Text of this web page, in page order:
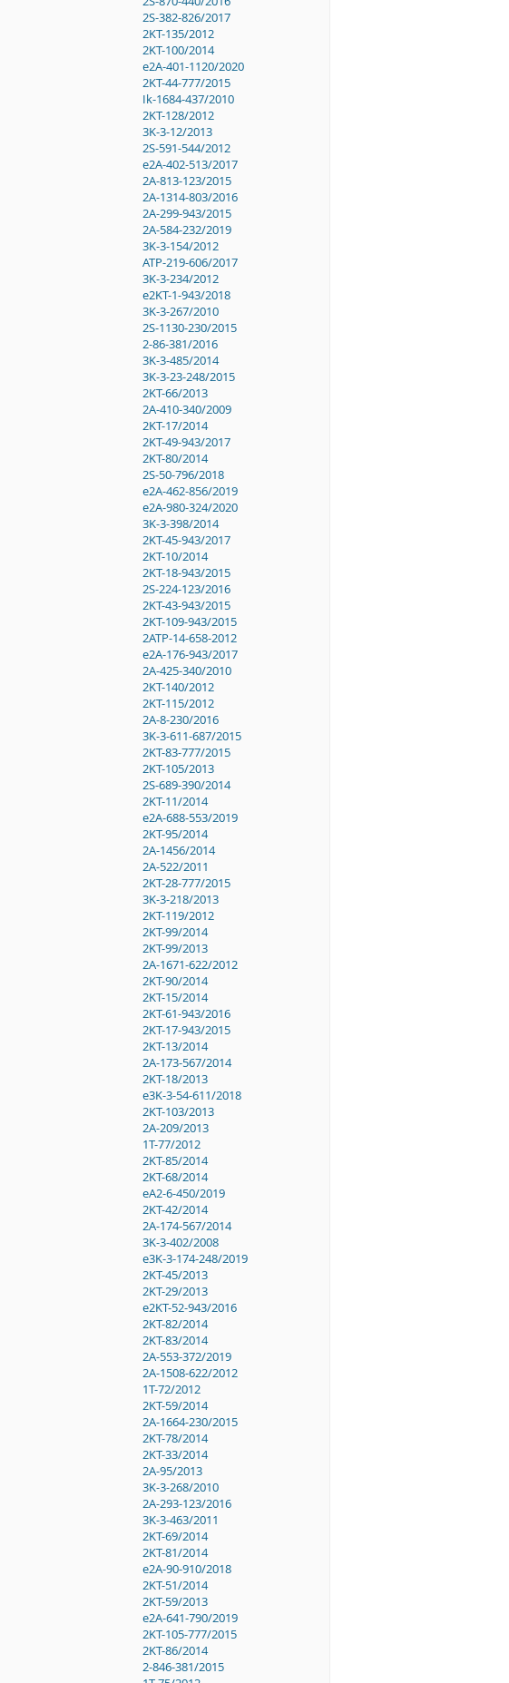
2S-382-826/2017
2KT-135/2012
2KT-100/2014
e2A-401-1120/2020
2KT-44-777/2015
Ik-1684-437/2010
2KT-128/2012
3K-3-12/2013
2S-591-544/2012
e2A-402-513/2017
2A-813-123/2015
2A-1314-803/2016
2A-299-943/2015
2A-584-232/2019
3K-3-154/2012
ATP-219-606/2017
3K-3-234/2012
e2KT-1-943/2018
3K-3-267/2010
2S-1130-230/2015
2-86-381/2016
3K-3-485/2014
3K-3-23-248/2015
2KT-66/2013
2A-410-340/2009
2KT-17/2014
2KT-49-943/2017
2KT-80/2014
2S-50-796/2018
e2A-462-856/2019
e2A-980-324/2020
3K-3-398/2014
2KT-45-943/2017
2KT-10/2014
2KT-18-943/2015
2S-224-123/2016
2KT-43-943/2015
2KT-109-943/2015
2ATP-14-658-2012
e2A-176-943/2017
2A-425-340/2010
2KT-140/2012
2KT-115/2012
2A-8-230/2016
3K-3-611-687/2015
2KT-83-777/2015
2KT-105/2013
2S-689-390/2014
2KT-11/2014
e2A-688-553/2019
2KT-95/2014
2A-1456/2014
2A-522/2011
2KT-28-777/2015
3K-3-218/2013
2KT-119/2012
2KT-99/2014
2KT-99/2013
2A-1671-622/2012
2KT-90/2014
2KT-15/2014
2KT-61-943/2016
2KT-17-943/2015
2KT-13/2014
2A-173-567/2014
2KT-18/2013
e3K-3-54-611/2018
2KT-103/2013
2A-209/2013
1T-77/2012
2KT-85/2014
2KT-68/2014
eA2-6-450/2019
2KT-42/2014
2A-174-567/2014
3K-3-402/2008
e3K-3-174-248/2019
2KT-45/2013
2KT-29/2013
e2KT-52-943/2016
2KT-82/2014
2KT-83/2014
2A-553-372/2019
2A-1508-622/2012
1T-72/2012
2KT-59/2014
2A-1664-230/2015
2KT-78/2014
2KT-33/2014
2A-95/2013
3K-3-268/2010
2A-293-123/2016
3K-3-463/2011
2KT-69/2014
2KT-81/2014
e2A-90-910/2018
2KT-51/2014
2KT-59/2013
e2A-641-790/2019
2KT-105-777/2015
2KT-86/2014
2-846-381/2015